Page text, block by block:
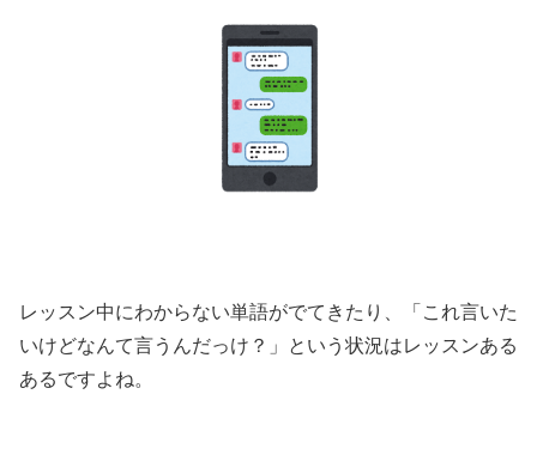
レッスン中にわからない単語がでてきたり、「これ言いた
いけどなんて言うんだっけ？」という状況はレッスンある
あるですよね。